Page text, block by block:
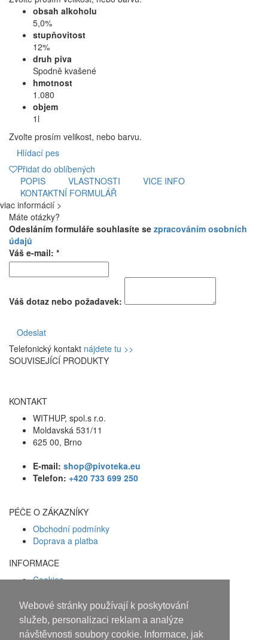
Webové stránky používají k poskytování
služeb, personalizaci reklam a analýze
návštěvnosti soubory cookie. Informace, jak
obsah alkoholu
5,0%
stupňovitost
12%
druh piva
Spodně kvašené
hmotnost
1.080
objem
1l
Zvolte prosím velikost, nebo barvu.
Hlídací pes
Přidat do oblíbených
POPIS
VLASTNOSTI
VICE INFO
KONTAKTNÍ FORMULÁŘ
viac informácií >
Máte otázky?
Odesláním formuláře souhlasíte se zpracováním osobních
údajů
Váš e-mail: *
Váš dotaz nebo požadavek:
Odeslat
Telefonický kontakt nájdete tu >>
SOUVISEJÍCÍ PRODUKTY
KONTAKT
WITHUP, spol.s r.o.
Moldavská 531/11
625 00, Brno
E-mail: shop@pivoteka.eu
Telefon: +420 733 699 250
PÉČE O ZÁKAZNÍKY
Obchodní podmínky
Doprava a platba
INFORMACE
Cookies
Facebook